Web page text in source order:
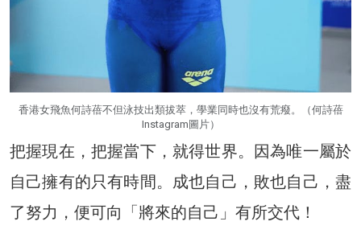
香港女飛魚何詩蓓不但泳技出類拔萃，學業同時也沒有荒癈。（何詩蓓
Instagram圖片）
把握現在，把握當下，就得世界。因為唯一屬於
自己擁有的只有時間。成也自己，敗也自己，盡
了努力，便可向「將來的自己」有所交代！